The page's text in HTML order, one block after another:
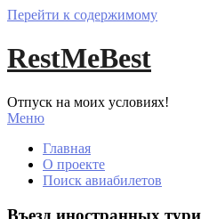
Перейти к содержимому
RestMeBest
Отпуск на моих условиях!
Меню
Главная
О проекте
Поиск авиабилетов
Въезд иностранных